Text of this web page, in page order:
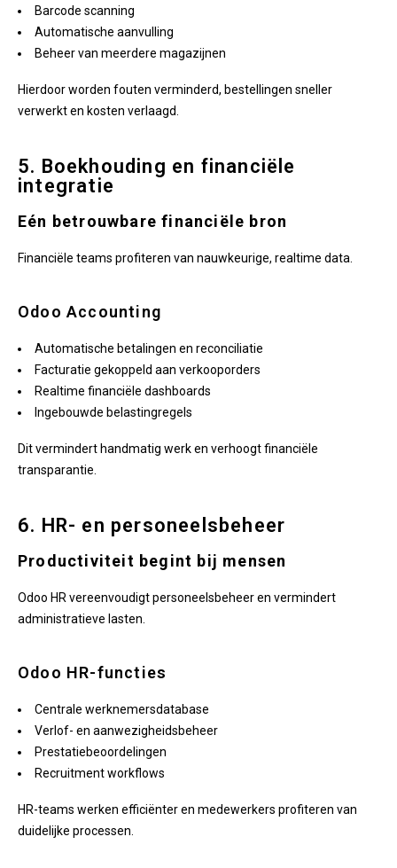
Barcode scanning
Automatische aanvulling
Beheer van meerdere magazijnen
Hierdoor worden fouten verminderd, bestellingen sneller
verwerkt en kosten verlaagd.
5. Boekhouding en financiële
integratie
Eén betrouwbare financiële bron
Financiële teams profiteren van nauwkeurige, realtime data.
Odoo Accounting
Automatische betalingen en reconciliatie
Facturatie gekoppeld aan verkooporders
Realtime financiële dashboards
Ingebouwde belastingregels
Dit vermindert handmatig werk en verhoogt financiële
transparantie.
6. HR- en personeelsbeheer
Productiviteit begint bij mensen
Odoo HR vereenvoudigt personeelsbeheer en vermindert
administratieve lasten.
Odoo HR-functies
Centrale werknemersdatabase
Verlof- en aanwezigheidsbeheer
Prestatiebeoordelingen
Recruitment workflows
HR-teams werken efficiënter en medewerkers profiteren van
duidelijke processen.